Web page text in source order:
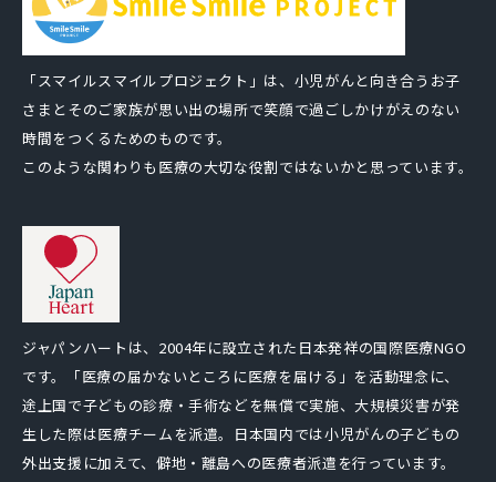
「スマイルスマイルプロジェクト」は、小児がんと向き合うお子
さまとそのご家族が思い出の場所で笑顔で過ごしかけがえのない
時間をつくるためのものです。
このような関わりも医療の大切な役割ではないかと思っています。
ジャパンハートは、2004年に設立された日本発祥の国際医療NGO
です。「医療の届かないところに医療を届ける」を活動理念に、
途上国で子どもの診療・手術などを無償で実施、大規模災害が発
生した際は医療チームを派遣。日本国内では小児がんの子どもの
外出支援に加えて、僻地・離島への医療者派遣を行っています。